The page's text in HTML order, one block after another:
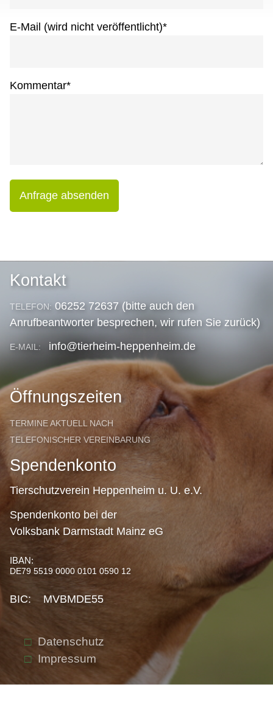
E-Mail (wird nicht veröffentlicht)*
Kommentar*
Anfrage absenden
Kontakt
TELEFON: 06252 72637 (bitte auch den
Anrufbeantworter besprechen, wir rufen Sie zurück)
E-MAIL: info@tierheim-heppenheim.de
Öffnungszeiten
TERMINE AKTUELL NACH
TELEFONISCHER VEREINBARUNG
Spendenkonto
Tierschutzverein Heppenheim u. U. e.V.
Spendenkonto bei der
Volksbank Darmstadt Mainz eG
IBAN:
DE79 5519 0000 0101 0590 12
BIC: MVBMDE55
Datenschutz
Impressum